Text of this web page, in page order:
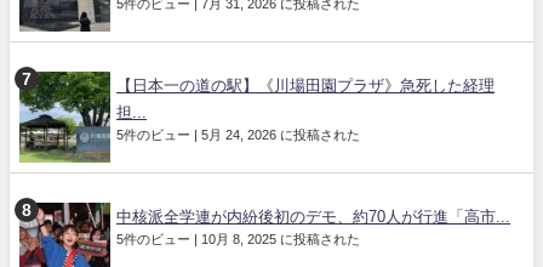
5件のビュー | 7月 31, 2026 に投稿された
【日本一の道の駅】《川場田園プラザ》急死した経理
担...
5件のビュー | 5月 24, 2026 に投稿された
中核派全学連が内紛後初のデモ、約70人が行進「高市...
5件のビュー | 10月 8, 2025 に投稿された